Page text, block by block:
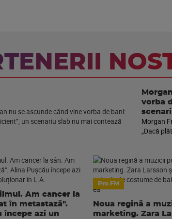
vorba
Morgan
„Dacă
Am cancer la
în metastază".
începe azi un
Pro FM
Noua regină a
marketing. Zara